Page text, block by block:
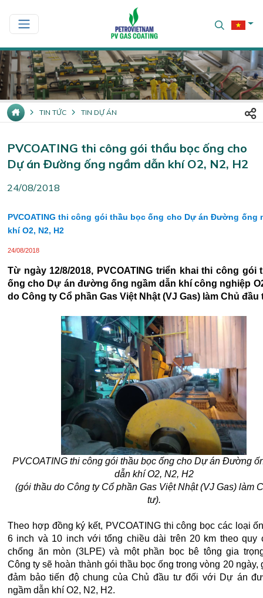
TIN TỨC TIN DỰ ÁN
PVCOATING thi công gói thầu bọc ống cho
Dự án Đường ống ngầm dẫn khí O2, N2, H2
24/08/2018
PVCOATING thi công gói thầu bọc ống cho Dự án Đường ống
khí O2, N2, H2
24/08/2018
Từ ngày 12/8/2018, PVCOATING triển khai thi công gói
ống cho Dự án đường ống ngầm dẫn khí công nghiệp
do Công ty Cổ phần Gas Việt Nhật (VJ Gas) làm Chủ đầu
PVCOATING thi công gói thầu bọc ống cho Dự án Đường
dẫn khí O2, N2, H2
(gói thầu do Công ty Cổ phần Gas Việt Nhật (VJ Gas) làm
tư).
Theo hợp đồng ký kết, PVCOATING thi công bọc các loại
6 inch và 10 inch với tổng chiều dài trên 20 km theo quy
chống ăn mòn (3LPE) và một phần bọc bê tông gia
Công ty sẽ hoàn thành gói thầu bọc ống trong vòng 20 ngày,
đảm bảo tiến độ chung của Chủ đầu tư đối với Dự án
ngầm dẫn khí O2, N2, H2.